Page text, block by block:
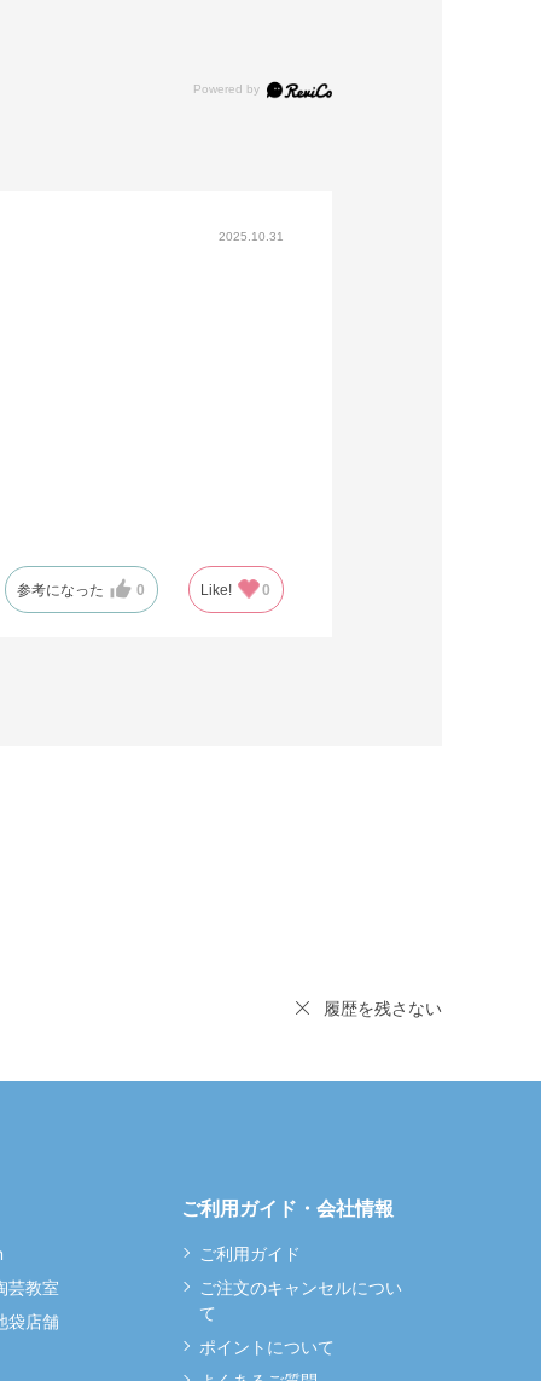
2025.10.31
参考になった 0 Like! 0
履歴を残さない
芸教室
袋店舗
ご利用ガイド・会社情報
ご利用ガイド
ご注文のキャンセルについ
て
ポイントについて